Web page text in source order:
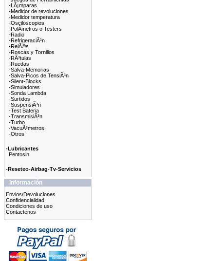
-LÃ¡mparas
-Medidor de revoluciones
-Medidor temperatura
-Osciloscopios
-PolÃ­metros o Testers
-Radio
-RefrigeraciÃ³n
-RelÃ©s
-Roscas y Tornillos
-RÃ³tulas
-Ruedas
-Salva-Memorias
-Salva-Picos de TensiÃ³n
-Silent-Blocks
-Simuladores
-Sonda Lambda
-Surtidos
-SuspensiÃ³n
-Test Bateria
-TransmisiÃ³n
-Turbo
-VacuÃ³metros
-Otros
-Lubricantes
Pentosin
-Reseteo-Airbag-Tv-Servicios
Información
Envios/Devoluciones
Confidencialidad
Condiciones de uso
Contactenos